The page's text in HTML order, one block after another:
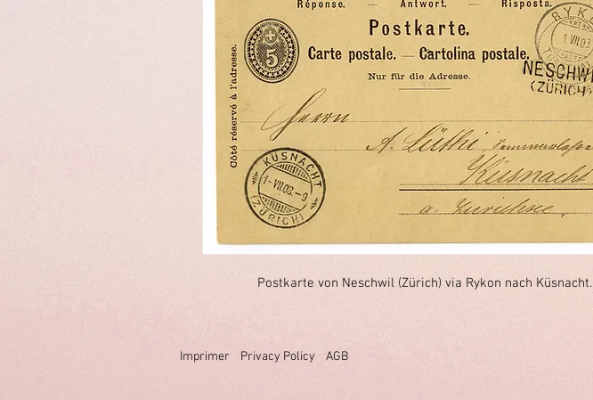
Postkarte von Neschwil (Zürich) via Rykon nach Küsnacht.
Imprimer Privacy Policy AGB